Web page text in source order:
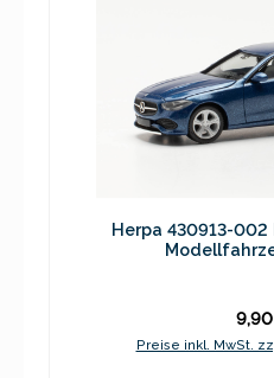
Herpa 430913-002
Preise inkl. MwSt.